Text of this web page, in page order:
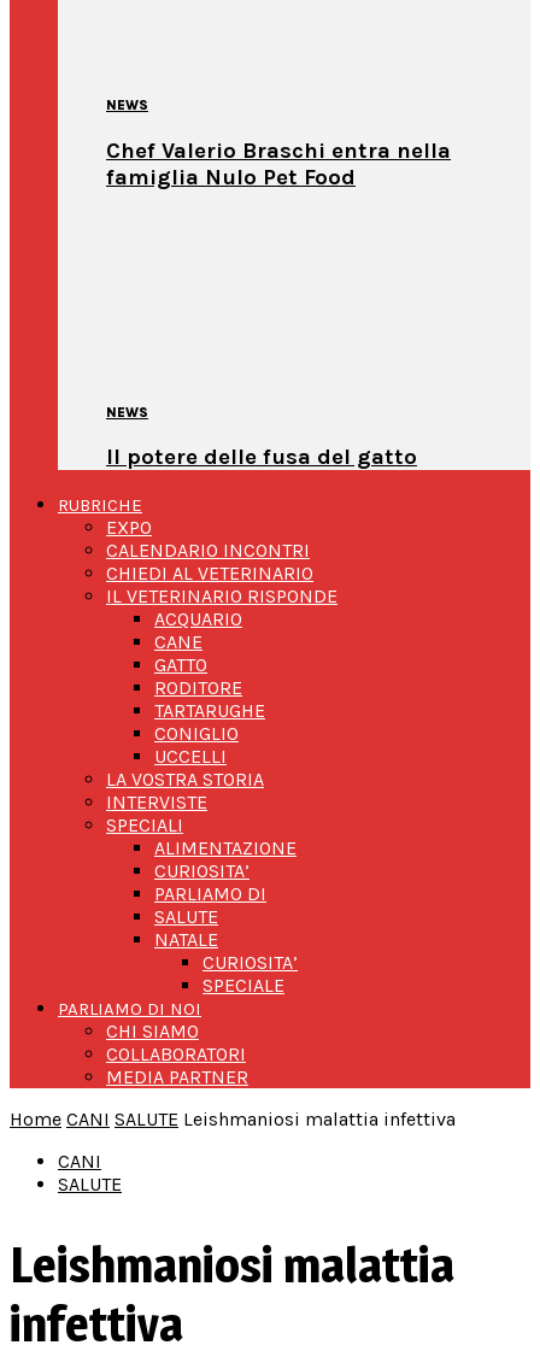
NEWS
Chef Valerio Braschi entra nella
famiglia Nulo Pet Food
NEWS
Il potere delle fusa del gatto
RUBRICHE
EXPO
CALENDARIO INCONTRI
CHIEDI AL VETERINARIO
IL VETERINARIO RISPONDE
ACQUARIO
CANE
GATTO
RODITORE
TARTARUGHE
CONIGLIO
UCCELLI
LA VOSTRA STORIA
INTERVISTE
SPECIALI
ALIMENTAZIONE
CURIOSITA’
PARLIAMO DI
SALUTE
NATALE
CURIOSITA’
SPECIALE
PARLIAMO DI NOI
CHI SIAMO
COLLABORATORI
MEDIA PARTNER
Home CANI SALUTE Leishmaniosi malattia infettiva
CANI
SALUTE
Leishmaniosi malattia
infettiva